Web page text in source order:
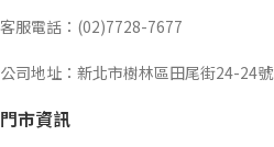
客服電話：(02)7728-7677
公司地址：新北市樹林區田尾街24-24號
門市資訊